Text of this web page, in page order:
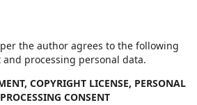
the author agrees to the following
processing personal data.
COPYRIGHT LICENSE, PERSONAL
CONSENT